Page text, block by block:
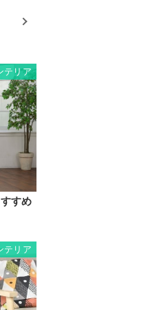
テリア
すめ
テリア